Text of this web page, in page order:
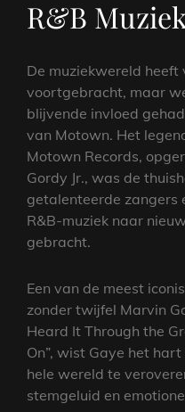
R&B Muziek
De muziekwereld
voortgebracht, maar
blijvende invloed
van Motown. Het
Motown Records,
Gordy Jr., was de
getalenteerde zangers
R&B-muziek naar
gebracht.
Een van de meest
zonder twijfel Marvin
Heard It Through the
On”, wist Gaye het
hele wereld te
stemgeluid en